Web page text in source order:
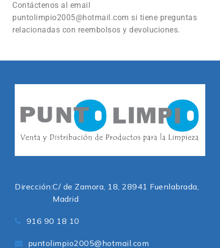
Contáctenos al email
puntolimpio2005@hotmail.com si tiene preguntas
relacionadas con reembolsos y devoluciones.
Dirección:C/ de Zamora, 18, 28941 Fuenlabrada,
Madrid
916 90 18 10
puntolimpio2005@hotmail.com